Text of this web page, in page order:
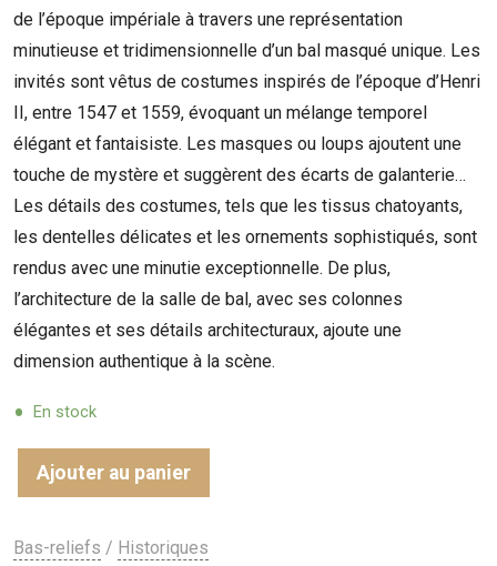
de l’époque impériale à travers une représentation
minutieuse et tridimensionnelle d’un bal masqué unique. Les
invités sont vêtus de costumes inspirés de l’époque d’Henri
II, entre 1547 et 1559, évoquant un mélange temporel
élégant et fantaisiste. Les masques ou loups ajoutent une
touche de mystère et suggèrent des écarts de galanterie…
Les détails des costumes, tels que les tissus chatoyants,
les dentelles délicates et les ornements sophistiqués, sont
rendus avec une minutie exceptionnelle. De plus,
l’architecture de la salle de bal, avec ses colonnes
élégantes et ses détails architecturaux, ajoute une
dimension authentique à la scène.
En stock
Ajouter au panier
Bas-reliefs / Historiques